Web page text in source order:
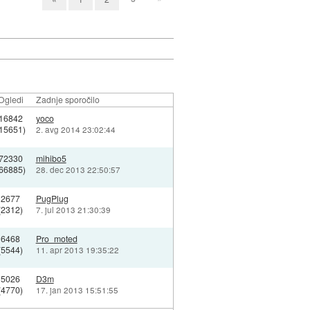
Zadnje sporočilo
16842
yoco
2. avg 2014 23:02:44
mihibo5
28. dec 2013 22:50:57
2677
PugPlug
7. jul 2013 21:30:39
6468
Pro_moted
11. apr 2013 19:35:22
5026
D3m
17. jan 2013 15:51:55